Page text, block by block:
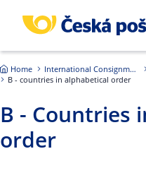
Home International Consignments
B - countries in alphabetical order
B - Countries
order